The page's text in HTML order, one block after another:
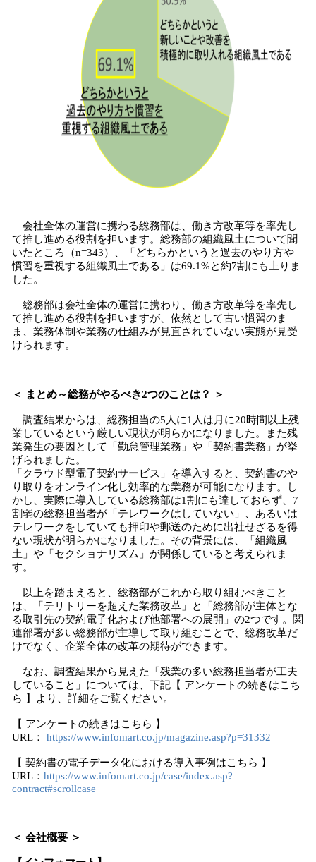
会社全体の運営に携わる総務部は、働き方改革等を率先し
て推し進める役割を担います。総務部の組織風土について聞
いたところ（n=343）、「どちらかというと過去のやり方や
慣習を重視する組織風土である」は69.1%と約7割にも上りま
した。
総務部は会社全体の運営に携わり、働き方改革等を率先し
て推し進める役割を担いますが、依然として古い慣習のま
ま、業務体制や業務の仕組みが見直されていない実態が見受
けられます。
＜ まとめ～総務がやるべき2つのことは？ ＞
調査結果からは、総務担当の5人に1人は月に20時間以上残
業しているという厳しい現状が明らかになりました。また残
業発生の要因として「勤怠管理業務」や「契約書業務」が挙
げられました。
「クラウド型電子契約サービス」を導入すると、契約書のや
り取りをオンライン化し効率的な業務が可能になります。し
かし、実際に導入している総務部は1割にも達しておらず、7
割弱の総務担当者が「テレワークはしていない」、あるいは
テレワークをしていても押印や郵送のために出社せざるを得
ない現状が明らかになりました。その背景には、「組織風
土」や「セクショナリズム」が関係していると考えられま
す。
以上を踏まえると、総務部がこれから取り組むべきこと
は、「テリトリーを超えた業務改革」と「総務部が主体とな
る取引先の契約電子化および他部署への展開」の2つです。関
連部署が多い総務部が主導して取り組むことで、総務改革だ
けでなく、企業全体の改革の期待ができます。
なお、調査結果から見えた「残業の多い総務担当者が工夫
していること」については、下記【 アンケートの続きはこち
ら 】より、詳細をご覧ください。
【 アンケートの続きはこちら 】
URL： https://www.infomart.co.jp/magazine.asp?p=31332
【 契約書の電子データ化における導入事例はこちら 】
URL： https://www.infomart.co.jp/case/index.asp?
contract#scrollcase
＜ 会社概要 ＞